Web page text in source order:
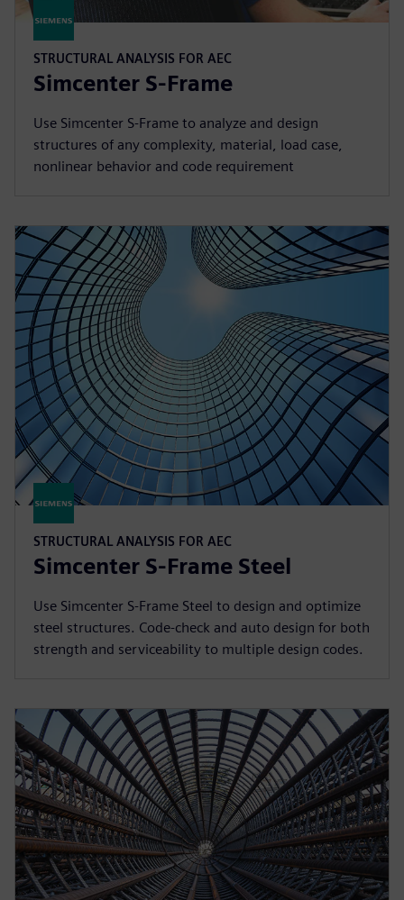
STRUCTURAL ANALYSIS FOR AEC
Simcenter S-Frame
Use Simcenter S‑Frame to analyze and design
structures of any complexity, material, load case,
nonlinear behavior and code requirement
STRUCTURAL ANALYSIS FOR AEC
Simcenter S-Frame Steel
Use Simcenter S-Frame Steel to design and optimize
steel structures. Code-check and auto design for both
strength and serviceability to multiple design codes.